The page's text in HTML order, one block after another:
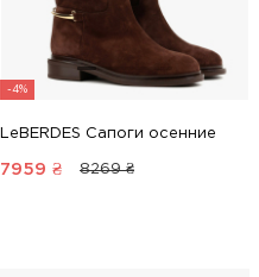
-4%
LeBERDES Сапоги осенние
7959 ₴ 8269 ₴